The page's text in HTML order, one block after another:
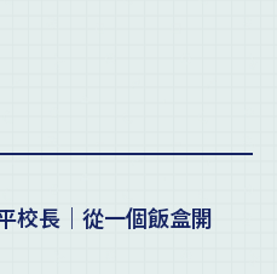
校長｜從一個飯盒開